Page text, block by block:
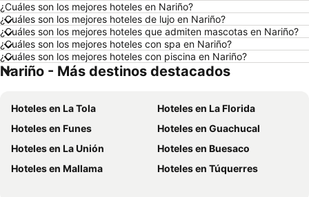
Hoteles en Miami
Hoteles en Roma
Hoteles en Ambato
Hoteles en Cojimies
Hoteles en Lisboa
Hoteles en Zorritos
Hoteles en Oporto
Hoteles en Ecuador
Hoteles en Curazao
Hoteles en Guatemala
Hoteles en Santa Cruz
Hoteles en Colombia
Hoteles en Campania
Hoteles en Manabí
Hoteles en Italia
Hoteles en Noruega
¿Cuáles son los mejores hoteles en Nariño?
¿Cuáles son los mejores hoteles de lujo en Nariño?
¿Cuáles son los mejores hoteles que admiten mascotas en Nariño?
¿Cuáles son los mejores hoteles con spa en Nariño?
¿Cuáles son los mejores hoteles con piscina en Nariño?
Nariño - Más destinos destacados
Hoteles en La Tola
Hoteles en La Florida
Hoteles en Funes
Hoteles en Guachucal
Hoteles en La Unión
Hoteles en Buesaco
Hoteles en Mallama
Hoteles en Túquerres